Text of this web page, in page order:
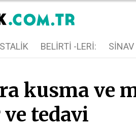
BELIRTI -LERI: SINAV
kusma ve
ve tedavi